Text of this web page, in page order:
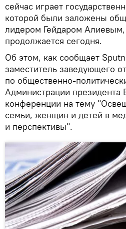
сейчас играет
которой были заложены
лидером Гейдаром
продолжается сегодня.
Об этом, как сообщает
заместитель заведующего
по общественно-
Администрации президента
конференции на тему
семьи, женщин и детей в
и перспективы".